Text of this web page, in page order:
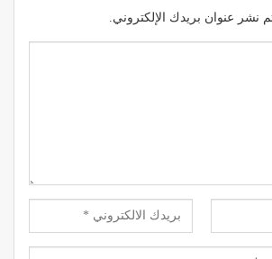
نشر عنوان بريدك الإلكتروني.